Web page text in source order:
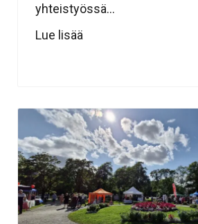
yhteistyössä...
Lue lisää